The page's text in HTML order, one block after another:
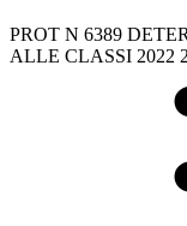
PROT N 6389
ALLE CLASSI 2022